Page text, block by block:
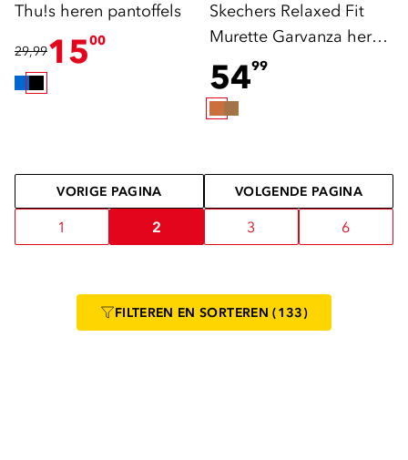
Thu!s heren pantoffels
29,991500
Skechers Relaxed Fit
Murette Garvanza heren
pantoffels cognac
5499
VORIGE PAGINA VOLGENDE PAGINA
1 2 3 6
FILTEREN EN SORTEREN (133)